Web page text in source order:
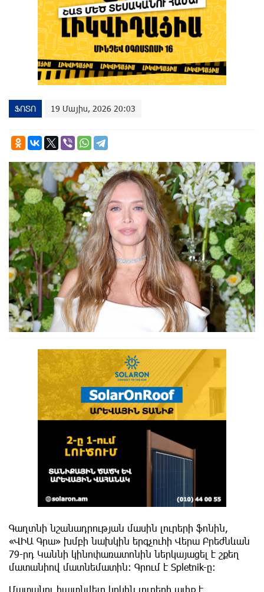
ՖՈՏՈ 19 Մայիս, 2026 20:03
Գաղտնի նշանադրության մասին լուրերի ֆոնին,
«ՎԻԱ Գրա» խմբի նախկին երգչուհի Վերա Բրեժնևան
79-րդ Կաննի կինոփառատոնին ներկայացել է շքեղ
մատանիով մատնեմատին։ Գրում է Spletnik-ը:
Մատանու հայտնվելը կրկին լուրերի ալիք է